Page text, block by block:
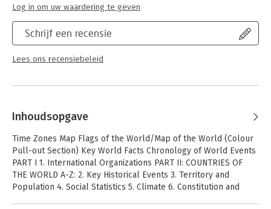
Schrijf een recensie
Lees ons recensiebeleid
Log in om uw waardering te geven
Inhoudsopgave
Time Zones Map Flags of the World/Map of the World (Colour
Pull-out Section) Key World Facts Chronology of World Events
PART I 1. International Organizations PART II: COUNTRIES OF
THE WORLD A-Z: 2. Key Historical Events 3. Territory and
Population 4. Social Statistics 5. Climate 6. Constitution and